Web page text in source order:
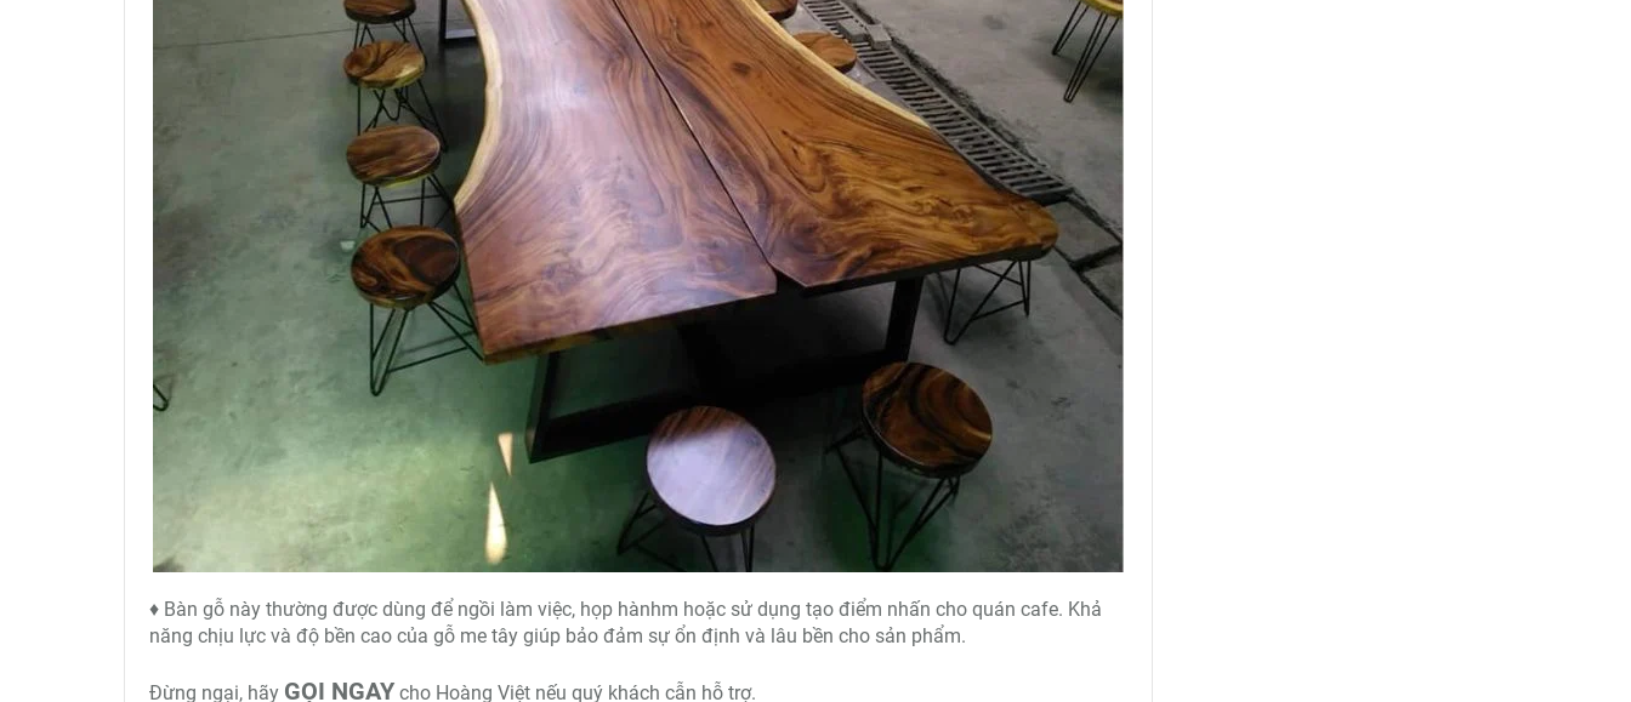
♦ Bàn gỗ này thường được dùng để ngồi làm việc, họp hànhm hoặc sử dụng tạo điểm nhấn cho quán cafe. Khả
năng chịu lực và độ bền cao của gỗ me tây giúp bảo đảm sự ổn định và lâu bền cho sản phẩm.
Đừng ngại, hãy GỌI NGAY cho Hoàng Việt nếu quý khách cẫn hỗ trợ.